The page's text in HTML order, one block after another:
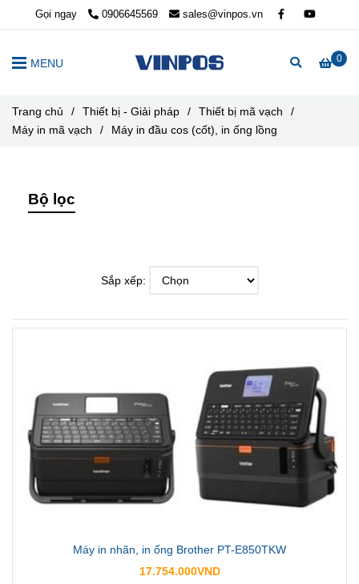
Bộ lọc
Sắp xếp:
Máy in nhãn, in ống Brother PT-E850TKW
17.754.000VND
Trang chủ / Thiết bị - Giải pháp / Thiết bị mã vạch
/
Máy in mã vạch
/ Máy in đầu cos (cốt), in ống lồng
Gọi ngay 0906645569 sales@vinpos.vn
0
MENU